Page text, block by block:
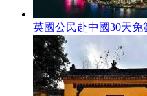
英國公民赴中國30天